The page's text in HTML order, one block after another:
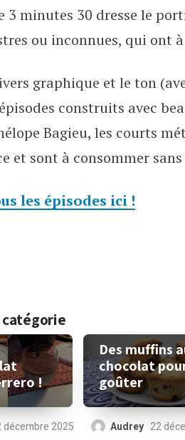
3 minutes 30 dresse le
ou inconnues, qui ont
graphique et le ton
construits avec
Bagieu, les courts
et sont à consommer
les épisodes ici !
catégorie
!
décembre 2025
Des muffins
chocolat
goûter
Audrey 22